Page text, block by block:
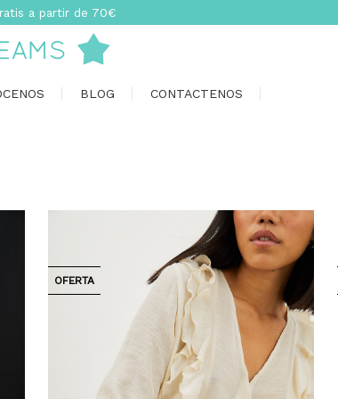
a partir de 70€
BLOG CONTACTENOS
OFERTA